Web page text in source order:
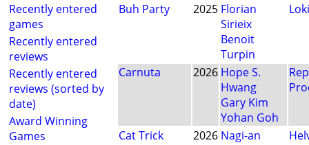
Recently entered
games
Recently entered
reviews
Recently entered
reviews (sorted by
date)
Award Winning
Games
Buh Party 2025 Florian
Sirieix
Benoit
Turpin
Loki
Carnuta 2026 Hope S.
Hwang
Gary Kim
Yohan Goh
Cat Trick 2026 Nagi-an